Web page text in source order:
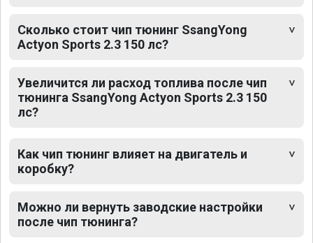
Сколько стоит чип тюнинг SsangYong
Actyon Sports 2.3 150 лс?
Увеличится ли расход топлива после чип
тюнинга SsangYong Actyon Sports 2.3 150
лс?
Как чип тюнинг влияет на двигатель и
коробку?
Можно ли вернуть заводские настройки
после чип тюнинга?